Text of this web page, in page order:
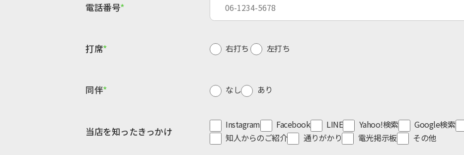
電話番号
打席 右打ち 左打ち
同伴 なし あり
当店を知ったきっかけ
Instagram Facebook LINE Yahoo!検索 Google検索
知人からのご紹介
通りがかり 電光掲示板 その他